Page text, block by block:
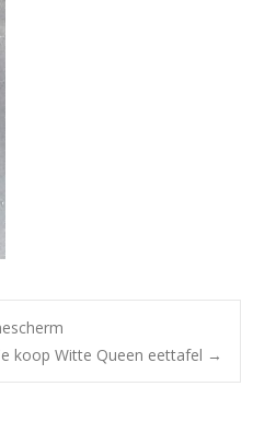
koop Witte Queen eettafel →